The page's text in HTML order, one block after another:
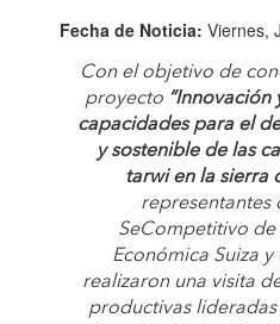
Fecha de Noticia: Viernes,
Con el objetivo de
proyecto
capacidades para el
y sostenible de las
tarwi en la sierra
representantes
SeCompetitivo
Económica Suiza y
realizaron una visita
productivas